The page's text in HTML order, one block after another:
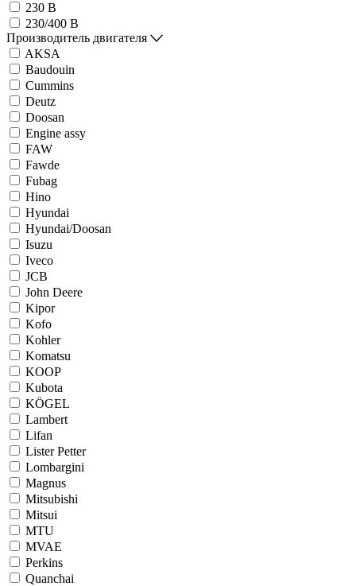
230 В
230/400 В
Производитель двигателя
AKSA
Baudouin
Cummins
Deutz
Doosan
Engine assy
FAW
Fawde
Fubag
Hino
Hyundai
Hyundai/Doosan
Isuzu
Iveco
JCB
John Deere
Kipor
Kofo
Kohler
Komatsu
KOOP
Kubota
KÖGEL
Lambert
Lifan
Lister Petter
Lombargini
Magnus
Mitsubishi
Mitsui
MTU
MVAE
Perkins
Quanchai